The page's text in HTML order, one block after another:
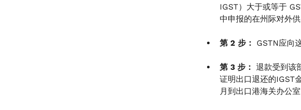
IGST）大于或等于
中申报的在州际对外
第 2 步： GSTN应向
第 3 步： 退款受到该
证明出口退还的IGST
月到出口港海关办公室